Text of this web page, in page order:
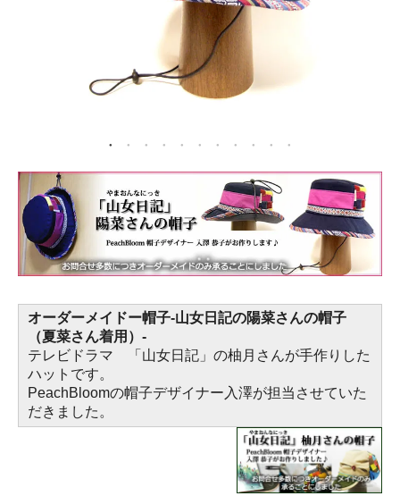
オーダーメイドー帽子-山女日記の陽菜さんの帽子
（夏菜さん着用）-
テレビドラマ 「山女日記」の柚月さんが手作りした
ハットです。
PeachBloomの帽子デザイナー入澤が担当させていた
だきました。